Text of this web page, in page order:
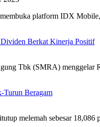
platform IDX
Berkat Kinerja Positif
Tbk (SMRA) menggelar
Turun Beragam
melemah sebesar